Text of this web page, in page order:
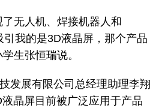
无人机、焊接机器人和
引我的是3D液晶屏，那个产品
生张恒瑞说。
展有限公司总经理助理李翔
晶屏目前被广泛应用于产品